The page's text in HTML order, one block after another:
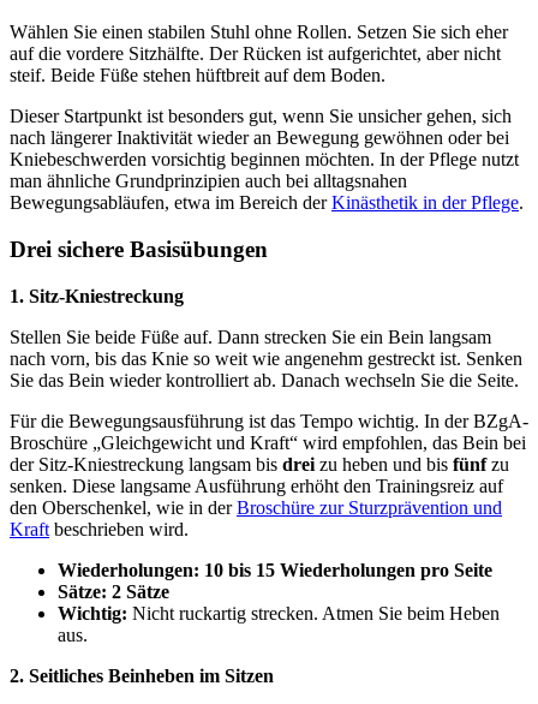
Wählen Sie einen stabilen Stuhl ohne Rollen. Setzen Sie sich eher
auf die vordere Sitzhälfte. Der Rücken ist aufgerichtet, aber nicht
steif. Beide Füße stehen hüftbreit auf dem Boden.
Dieser Startpunkt ist besonders gut, wenn Sie unsicher gehen, sich
nach längerer Inaktivität wieder an Bewegung gewöhnen oder bei
Kniebeschwerden vorsichtig beginnen möchten. In der Pflege nutzt
man ähnliche Grundprinzipien auch bei alltagsnahen
Bewegungsabläufen, etwa im Bereich derKinästhetik in der Pflege.
Drei sichere Basisübungen
1. Sitz-Kniestreckung
Stellen Sie beide Füße auf. Dann strecken Sie ein Bein langsam
nach vorn, bis das Knie so weit wie angenehm gestreckt ist. Senken
Sie das Bein wieder kontrolliert ab. Danach wechseln Sie die Seite.
Für die Bewegungsausführung ist das Tempo wichtig. In der BZgA-
Broschüre „Gleichgewicht und Kraft“ wird empfohlen, das Bein bei
der Sitz-Kniestreckung langsam bis drei zu heben und bis fünfzu
senken. Diese langsame Ausführung erhöht den Trainingsreiz auf
den Oberschenkel, wie in derBroschüre zur Sturzprävention und
Kraft beschrieben wird.
Wiederholungen: 10 bis 15 Wiederholungen pro Seite
Sätze: 2 Sätze
Wichtig: Nicht ruckartig strecken. Atmen Sie beim Heben
aus.
2. Seitliches Beinheben im Sitzen